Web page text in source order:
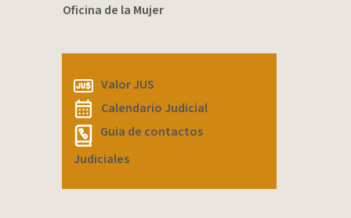
Oficina de la Mujer
Valor JUS
Calendario Judicial
Guia de contactos
Judiciales